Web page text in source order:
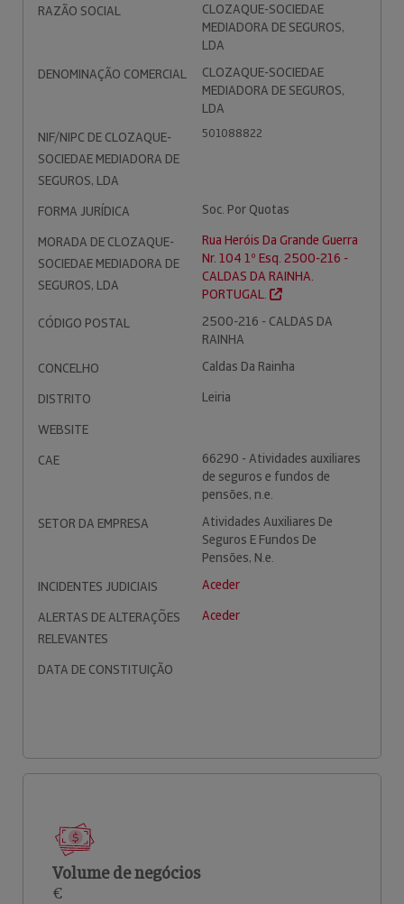
RAZÃO SOCIAL
CLOZAQUE-SOCIEDAE
MEDIADORA DE SEGUROS,
LDA
DENOMINAÇÃO COMERCIAL
CLOZAQUE-SOCIEDAE
MEDIADORA DE SEGUROS,
LDA
NIF/NIPC DE CLOZAQUE-
SOCIEDAE MEDIADORA DE
SEGUROS, LDA
501088822
FORMA JURÍDICA
Soc. Por Quotas
MORADA DE CLOZAQUE-
SOCIEDAE MEDIADORA DE
SEGUROS, LDA
Rua Heróis Da Grande Guerra
Nr. 104 1º Esq. 2500-216 -
CALDAS DA RAINHA.
PORTUGAL.
CÓDIGO POSTAL
2500-216 - CALDAS DA
RAINHA
CONCELHO
Caldas Da Rainha
DISTRITO
Leiria
WEBSITE
CAE
66290 - Atividades auxiliares
de seguros e fundos de
pensões, n.e.
SETOR DA EMPRESA
Atividades Auxiliares De
Seguros E Fundos De
Pensões, N.e.
INCIDENTES JUDICIAIS
Aceder
ALERTAS DE ALTERAÇÕES
RELEVANTES
Aceder
DATA DE CONSTITUIÇÃO
Volume de negócios
€